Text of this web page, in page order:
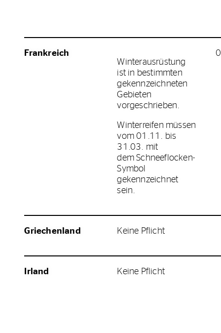
Frankreich
Winterausrüstung
ist in bestimmten
gekennzeichneten
Gebieten
vorgeschrieben.
Winterreifen müssen
vom 01.11. bis
31.03. mit
dem Schneeflocken-
Symbol
gekennzeichnet
sein.
Griechenland Keine Pflicht
Irland Keine Pflicht